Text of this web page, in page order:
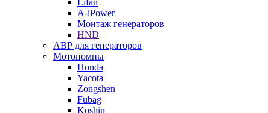
Lifan
A-iPower
Монтаж генераторов
HND
АВР для генераторов
Мотопомпы
Honda
Yacota
Zongshen
Fubag
Koshin